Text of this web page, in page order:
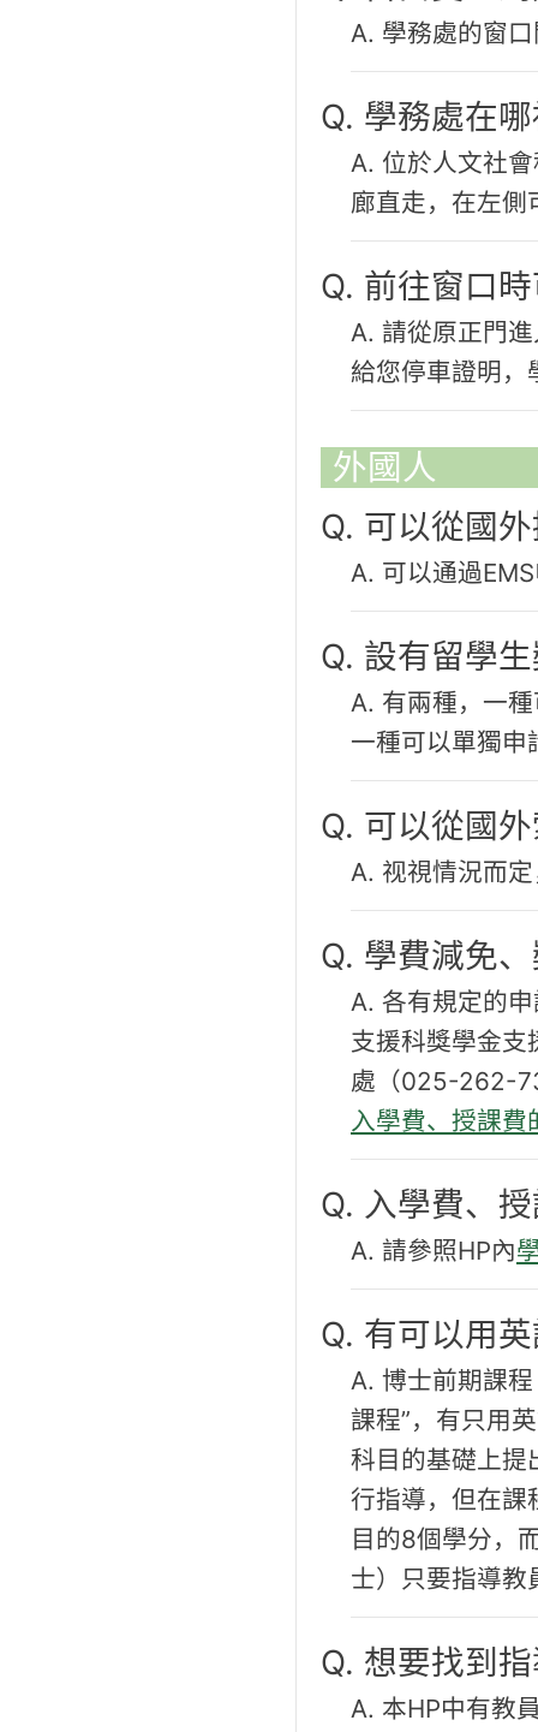
A. 學務處的窗
Q. 學務處在
A. 位於人文社
廊直走，在左側
Q. 前往窗口
A. 請從原正門
給您停車證明，
外國人
Q. 可以從國
A. 可以通過
Q. 設有留學
A. 有兩種，一
一種可以單獨申
Q. 可以從國
A. 视視情況而
Q. 學費減免
A. 各有規定的
支援科獎學金支
處（025-262-
入學費、授課費
Q. 入學費、
A. 請參照HP內
Q. 有可以用
A. 博士前期課
課程”，有只用
科目的基礎上提
行指導，但在課
目的8個學分，
士）只要指導教
Q. 想要找到
A. 本HP中有教